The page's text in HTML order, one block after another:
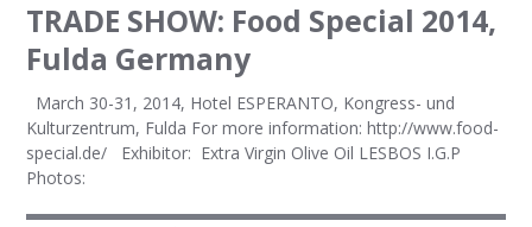
TRADE SHOW: Food Special 2014,
Fulda Germany
March 30-31, 2014, Hotel ESPERANTO, Kongress- und
Kulturzentrum, Fulda For more information: http://www.food-
special.de/ Exhibitor: Extra Virgin Olive Oil LESBOS I.G.P
Photos: